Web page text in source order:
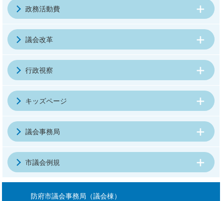
政務活動費
議会改革
行政視察
キッズページ
議会事務局
市議会例規
防府市議会事務局（議会棟）